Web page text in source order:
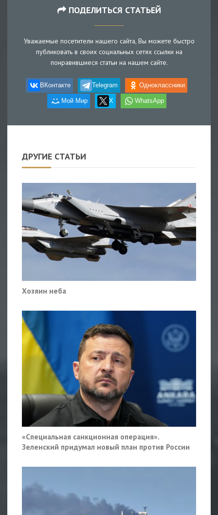
ПОДЕЛИТЬСЯ СТАТЬЕЙ
Уважаемые посетители нашего сайта, Вы можете быстро
публиковать в своих социальных сетях ссылки на
понравившиеся статьи на нашем сайте.
ВКонтакте Telegram Одноклассники
Мой Мир X WhatsApp
ДРУГИЕ СТАТЬИ
Хозяин неба
«Специальная санкционная операция».
Зеленский придумал новый план против России